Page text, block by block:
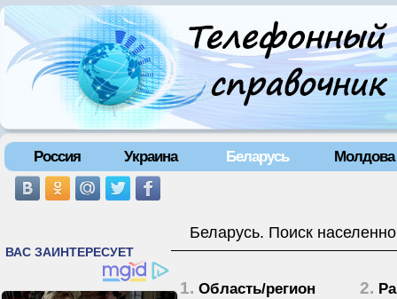
Россия Украина Беларусь Молдова
Беларусь. Поиск
1. Область/регион 2.